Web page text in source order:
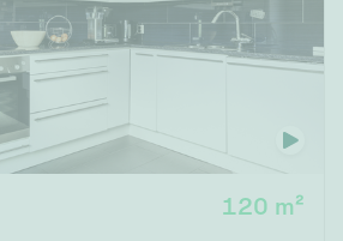
120 m²